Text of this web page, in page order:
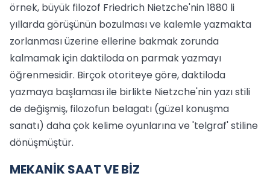
örnek, büyük filozof Friedrich Nietzche'nin 1880 li
yıllarda görüşünün bozulması ve kalemle yazmakta
zorlanması üzerine ellerine bakmak zorunda
kalmamak için daktiloda on parmak yazmayı
öğrenmesidir. Birçok otoriteye göre, daktiloda
yazmaya başlaması ile birlikte Nietzche'nin yazı stili
de değişmiş, filozofun belagatı (güzel konuşma
sanatı) daha çok kelime oyunlarına ve 'telgraf' stiline
dönüşmüştür.
MEKANİK SAAT VE BİZ